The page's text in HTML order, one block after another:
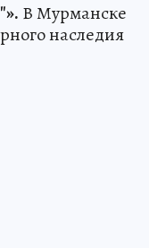
В Мурманске
наследия